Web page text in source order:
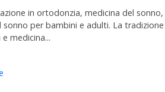
in ortodonzia, medicina del
per bambini e adulti. La
medicina...